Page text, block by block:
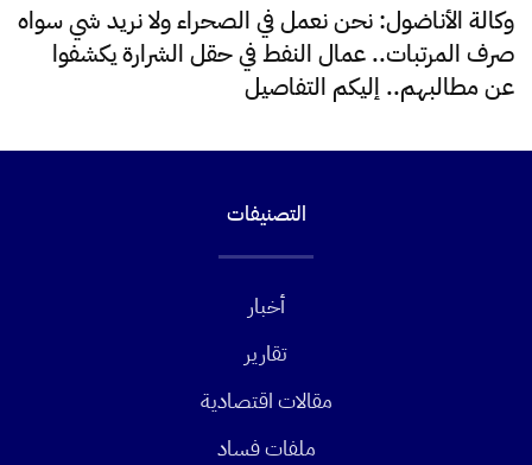
وكالة الأناضول: نحن نعمل في الصحراء ولا نريد شي سواه
صرف المرتبات.. عمال النفط في حقل الشرارة يكشفوا
عن مطالبهم.. إليكم التفاصيل
التصنيفات
أخبار
تقارير
مقالات اقتصادية
ملفات فساد